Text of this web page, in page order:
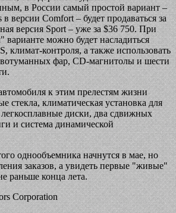
в России самый простой вариант –
версии Comfort – будет продаваться за
версия Sport – уже за $36 750. При
можно будет насладиться
климат-контроля, а также использовать
фар, CD-магнитолы и шести
к этим прелестям жизни
стекла, климатическая установка для
легкосплавные диски, два сдвижных
и система динамической
однообъемника начнутся в мае, но
заказов, а увидеть первые "живые"
раньше конца лета.
Corporation